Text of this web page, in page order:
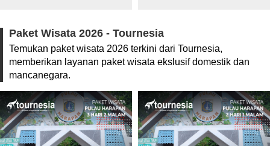
Paket Wisata 2026 - Tournesia
Temukan paket wisata 2026 terkini dari Tournesia,
memberikan layanan paket wisata ekslusif domestik dan
mancanegara.